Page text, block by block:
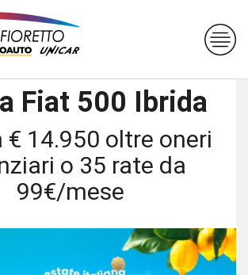
Fiat 500 Ibrida
€ 14.950 oltre oneri
o 35 rate da
99€/mese